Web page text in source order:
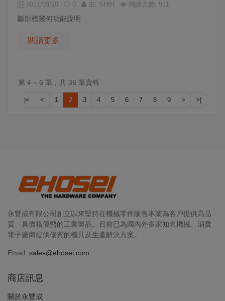
2021/03/20 0 由: SHIH 閱讀次數: 911
斷削槽幾何功能說明
閱讀更多
第 4 ~ 6 筆，共 36 筆資料
|< < 1 2 3 4 5 6 7 8 9 > >|
永豐成有限公司創立以來堅持在機械零件販售本業為客戶提供高品
質、具價格優勢的工業製品。目前已為國內外多家知名機械、消費
電子廠商提供優質的機具及生產解決方案。
Email: sales@ehosei.com
商店訊息
關於永豐成